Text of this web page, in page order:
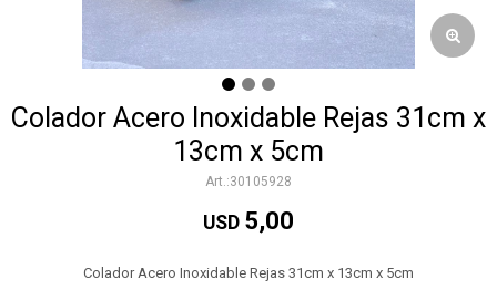
Colador Acero Inoxidable Rejas 31cm x
13cm x 5cm
30105928
USD 5,00
Colador Acero Inoxidable Rejas 31cm x 13cm x 5cm